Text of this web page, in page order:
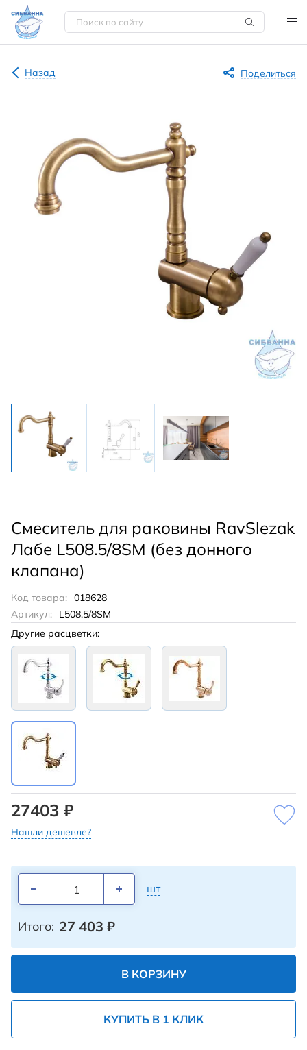
Назад Поделиться
Смеситель для раковины RavSlezak
Лабе L508.5/8SM (без донного
клапана)
Код товара: 018628
Артикул:
L508.5/8SM
Другие расцветки:
27403 ₽
Нашли дешевле?
шт
Итого: 27 403 ₽
В КОРЗИНУ
КУПИТЬ В 1 КЛИК